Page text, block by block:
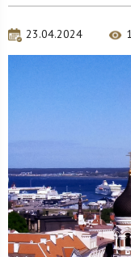
23.04.2024